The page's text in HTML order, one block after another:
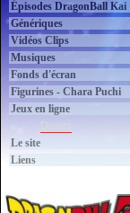
Épisodes DragonBall Kai
Génériques
Vidéos Clips
Musiques
Fonds d'écran
Figurines - Chara Puchi
Jeux en ligne
Le site
Liens